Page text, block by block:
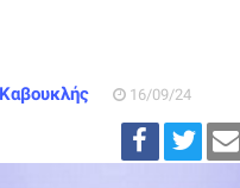
16/09/24